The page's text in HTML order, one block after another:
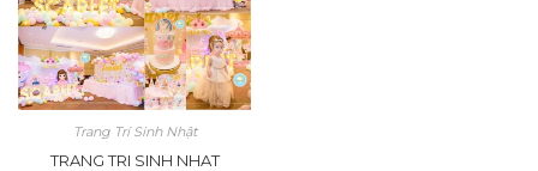
Trang Trí Sinh Nhật
TRANG TRI SINH NHAT